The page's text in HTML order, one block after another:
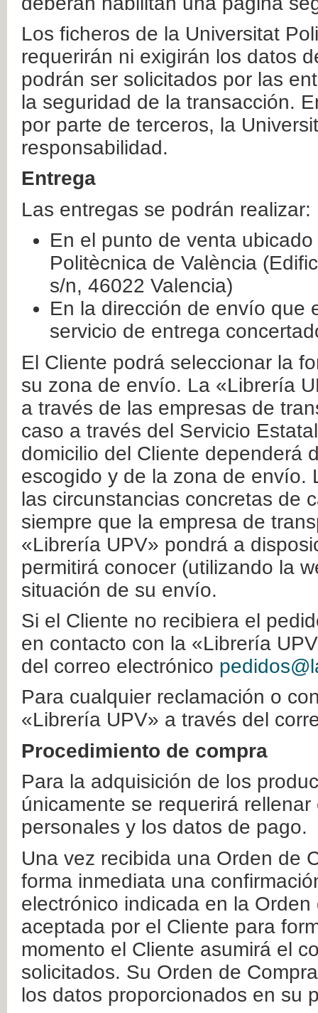
Los ficheros de la Universitat
requerirán ni exigirán los datos
podrán ser solicitados por las
la seguridad de la transacción.
por parte de terceros, la
responsabilidad.
Entrega
Las entregas se podrán realizar:
En el punto de venta
Politècnica de València
s/n, 46022 Valencia)
En la dirección de envío que
servicio de entrega
El Cliente podrá seleccionar la
su zona de envío. La «Librería
a través de las empresas de
caso a través del Servicio
domicilio del Cliente dependerá
escogido y de la zona de envío.
las circunstancias concretas de
siempre que la empresa de
«Librería UPV» pondrá a
permitirá conocer (utilizando la
situación de su envío.
Si el Cliente no recibiera el
en contacto con la «Librería
del correo electrónico
Para cualquier reclamación o
«Librería UPV» a través del
Procedimiento de compra
Para la adquisición de los
únicamente se requerirá
personales y los datos de pago.
Una vez recibida una Orden de
forma inmediata una
electrónico indicada en la
aceptada por el Cliente para
momento el Cliente asumirá el
solicitados. Su Orden de
los datos proporcionados en su